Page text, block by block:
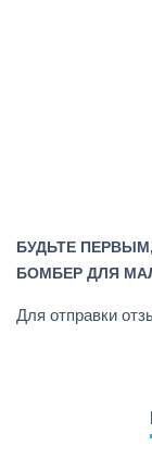
БУДЬТЕ
БОМБЕР ДЛЯ
Для отправки